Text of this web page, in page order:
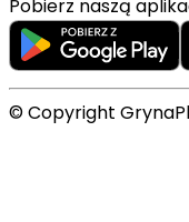
Pobierz naszą
© Copyright